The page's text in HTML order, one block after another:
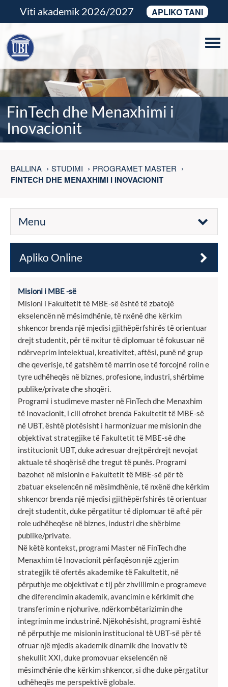
Viti akademik 2026/2027 APLIKO TANI
FinTech dhe Menaxhimi i
Inovacionit
BALLINA STUDIMI PROGRAMET MASTER
FINTECH DHE MENAXHIMI I INOVACIONIT
Menu
Apliko Online
Misioni i MBE -së
Misioni i Fakultetit të MBE-së është të zbatojë
ekselencën në mësimdhënie, të nxënë dhe kërkim
shkencor brenda një mjedisi gjithëpërfshirës të orientuar
drejt studentit, për të nxitur të diplomuar të fokusuar në
ndërveprim intelektual, kreativitet, aftësi, punë në grup
dhe qeverisje, të gatshëm të marrin ose të forcojnë rolin e
tyre udhëheqës në biznes, profesione, industri, shërbime
publike/private dhe shoqëri.
Programi i studimeve master në FinTech dhe Menaxhim
të Inovacionit, i cili ofrohet brenda Fakultetit të MBE-së
në UBT, është plotësisht i harmonizuar me misionin dhe
objektivat strategjike të Fakultetit të MBE-së dhe
institucionit UBT, duke adresuar drejtpërdrejt nevojat
aktuale të shoqërisë dhe tregut të punës. Programi
bazohet në misionin e Fakultetit të MBE-së për të
zbatuar ekselencën në mësimdhënie, të nxënë dhe kërkim
shkencor brenda një mjedisi gjithëpërfshirës të orientuar
drejt studentit, duke përgatitur të diplomuar të aftë për
role udhëheqëse në biznes, industri dhe shërbime
publike/private.
Në këtë kontekst, programi Master në FinTech dhe
Menaxhim të Inovacionit përfaqëson një zgjerim
strategjik të ofertës akademike të Fakultetit, në
përputhje me objektivat e tij për zhvillimin e programeve
dhe diferencimin akademik, avancimin e kërkimit dhe
transferimin e njohurive, ndërkombëtarizimin dhe
integrimin me industrinë. Njëkohësisht, programi është
në përputhje me misionin institucional të UBT-së për të
ofruar një mjedis akademik dinamik dhe inovativ të
shekullit XXI, duke promovuar ekselencën në
mësimdhënie dhe kërkim shkencor, si dhe duke përgatitur
udhëheqës me perspektivë globale.